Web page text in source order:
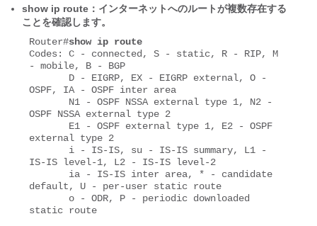
show ip route：インターネットへのルートが複数存在する
ことを確認します。
Router#show ip route
Codes: C - connected, S - static, R - RIP, M
- mobile, B - BGP
OSPF, IA - OSPF inter area
OSPF NSSA external type 2
external type 2
IS-IS level-1, L2 - IS-IS level-2
default, U - per-user static route
static route